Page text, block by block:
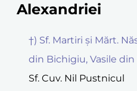
Alexandriei
†) Sf. Martiri și Mărt.
din Bichigiu, Vasile
Sf. Cuv. Nil Pustnicul